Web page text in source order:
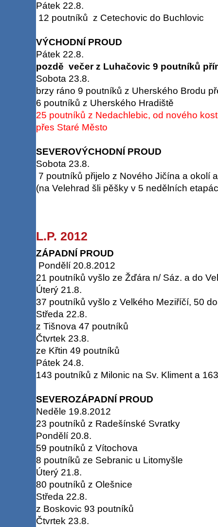
Pátek 22.8.
12 poutníků z Cetechovic do Buchlovic
VÝCHODNÍ PROUD
Pátek 22.8.
pozdě večer z Luhačovic 9 poutníků
Sobota 23.8.
brzy ráno 9 poutníků z Uherského Brodu
6 poutníků z Uherského Hradiště
25 poutníků z Nedachlebic, od nového
přes Staré Město
SEVEROVÝCHODNÍ PROUD
Sobota 23.8.
7 poutníků přijelo z Nového Jičína a okolí
(na Velehrad šli pěšky v 5 nedělních
L.P. 2012
ZÁPADNÍ PROUD
Pondělí 20.8.2012
21 poutníků vyšlo ze Žďára n/ Sáz. a do
Úterý 21.8.
37 poutníků vyšlo z Velkého Meziříčí, 50
Středa 22.8.
z Tišnova 47 poutníků
Čtvrtek 23.8.
ze Křtin 49 poutníků
Pátek 24.8.
143 poutníků z Milonic na Sv. Kliment a
SEVEROZÁPADNÍ PROUD
Neděle 19.8.2012
23 poutníků z Radešínské Svratky
Pondělí 20.8.
59 poutníků z Vítochova
8 poutníků ze Sebranic u Litomyšle
Úterý 21.8.
80 poutníků z Olešnice
Středa 22.8.
z Boskovic 93 poutníků
Čtvrtek 23.8.